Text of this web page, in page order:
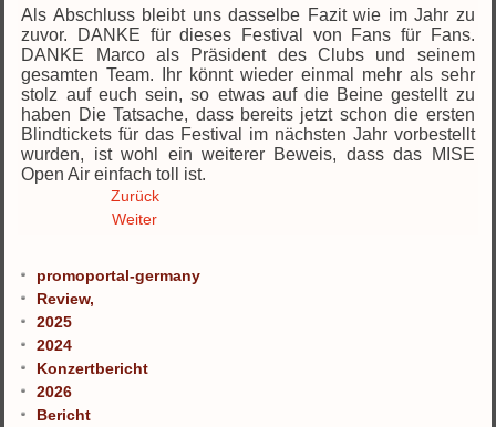
Als Abschluss bleibt uns dasselbe Fazit wie im Jahr zu
zuvor. DANKE für dieses Festival von Fans für Fans.
DANKE Marco als Präsident des Clubs und seinem
gesamten Team. Ihr könnt wieder einmal mehr als sehr
stolz auf euch sein, so etwas auf die Beine gestellt zu
haben Die Tatsache, dass bereits jetzt schon die ersten
Blindtickets für das Festival im nächsten Jahr vorbestellt
wurden, ist wohl ein weiterer Beweis, dass das MISE
Open Air einfach toll ist.
Zurück
Weiter
promoportal-germany
Review,
2025
2024
Konzertbericht
2026
Bericht